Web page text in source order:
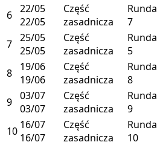
6 22/05
22/05
Część
zasadnicza
Runda
7
7 25/05
25/05
Część
zasadnicza
Runda
5
8
19/06
19/06
Część
zasadnicza
Runda
8
9 03/07
03/07
Część
zasadnicza
Runda
9
10 16/07
16/07
Część
zasadnicza
Runda
10